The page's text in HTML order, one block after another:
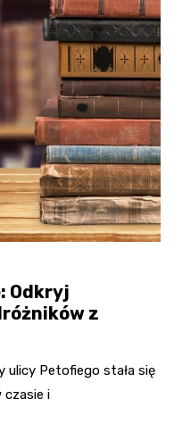
Odkryj
z
ulicy Petofiego stała się
i